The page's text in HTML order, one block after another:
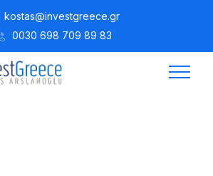
kostas@investgreece.gr
0030 698 709 89 83